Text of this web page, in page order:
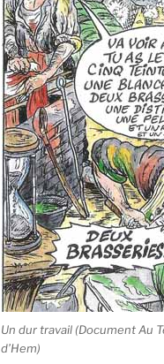
Un dur travail (Document Au
d’Hem)